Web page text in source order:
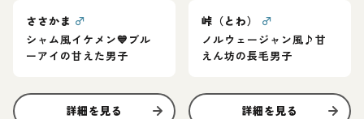
ささかま ♂
シャム風イケメン💙ブル
ーアイの甘えた男子
詳細を見る
峠（とわ）
♂
ノルウェージャン風♪甘
えん坊の長毛男子
詳細を見る